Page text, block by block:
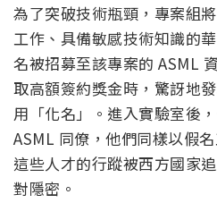
為了突破技術瓶頸，專案組
工作、具備敏感技術知識的
名被招募至該專案的 ASML
取高額簽約獎金時，驚訝地
用「化名」。進入實驗室後
ASML 同僚，他們同樣以假
這些人才的行蹤被西方國家
對隱密。